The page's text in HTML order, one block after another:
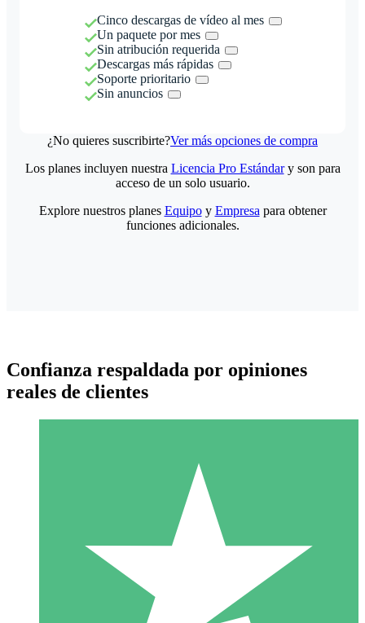
Cinco descargas de vídeo al mes
Un paquete por mes
Sin atribución requerida
Descargas más rápidas
Soporte prioritario
Sin anuncios
¿No quieres suscribirte?Ver más opciones de compra
Paquetes de Créditos Individuales
Paga según el uso con créditos de descarga. Sin compromiso
Los planes incluyen nuestra Licencia Pro Estándary son para
acceso de un solo usuario.
Explore nuestros planes Equipoy Empresa para obtener
funciones adicionales.
Confianza respaldada por opiniones
reales de clientes